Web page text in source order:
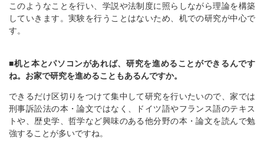
このようなことを行い、学説や法制度に照らしながら理論を構築
していきます。実験を行うことはないため、机での研究が中心で
す。
■机と本とパソコンがあれば、研究を進めることができるんです
ね。お家で研究を進めることもあるんですか。
できるだけ区切りをつけて集中して研究を行いたいので、家では
刑事訴訟法の本・論文ではなく、ドイツ語やフランス語のテキス
トや、歴史学、哲学など興味のある他分野の本・論文を読んで勉
強することが多いですね。